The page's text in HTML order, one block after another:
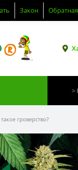
Закон
гроверство?